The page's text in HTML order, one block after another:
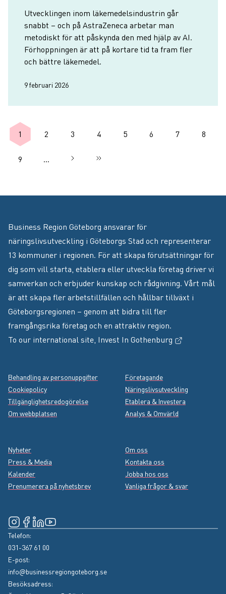
Utvecklingen inom läkemedelsindustrin går
snabbt – och på AstraZeneca arbetar man
metodiskt för att påskynda den med hjälp av AI.
Förhoppningen är att på kortare tid ta fram fler
och bättre läkemedel.
9 februari 2026
Paginering
Nuvarande sida
1 Sida
2 Sida
3 Sida
4 Sida
5 Sida
6 Sida
7 Sida
8
Sida
9 … Nästa sida
›› Sista sidan
Business Region Göteborg ansvarar för
näringslivsutveckling i Göteborgs Stad och representerar
13 kommuner i regionen. För att skapa förutsättningar för
dig som vill starta, etablera eller utveckla företag driver vi
samverkan och erbjuder kunskap och rådgivning. Vårt mål
är att skapa fler arbetstillfällen och hållbar tillväxt i
Göteborgsregionen – genom att bidra till fler
framgångsrika företag och en attraktiv region.
To our international site, Invest In Gothenburg
Instagram
(Extern länk, öppnas i nytt fönster)
Facebook
(Extern länk, öppnas i nytt fönster)
Footer menu
Behandling av personuppgifter
Cookiepolicy
Tillgänglighetsredogörelse
Om webbplatsen
Företagande
Näringslivsutveckling
Etablera & Investera
Analys & Omvärld
Nyheter
Press & Media
Kalender
Prenumerera på nyhetsbrev
Om oss
Kontakta oss
Jobba hos oss
Vanliga frågor & svar
Telefon:
031-367 61 00
E-post:
info@businessregiongoteborg.se
Besöksadress: